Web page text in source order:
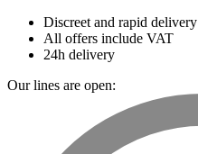
Discreet and rapid delivery
All offers include VAT
24h delivery
Our lines are open: